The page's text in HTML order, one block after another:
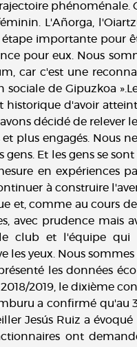
phénoménale.
L'Añorga,
importante pour
pour eux. Nous
car c'est une
de Gipuzkoa
d'avoir
décidé de relever
plus engagés. Nous
Et les gens se
en expériences
à construire
et, comme au cours
avec prudence mais
club et l'équipe qui
les yeux. Nous
les données
2019, le dixième
a confirmé qu'au
Jesús Ruiz a
ont